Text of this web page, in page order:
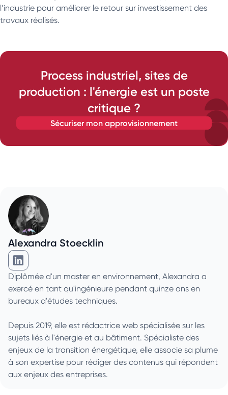
l’industrie pour améliorer le retour sur investissement des
travaux réalisés.
Process industriel, sites de
production : l'énergie est un poste
critique ?
sécuriser mon approvisionnement
Alexandra Stoecklin
Alexandra Stoecklin sur Linkedin
Diplômée d'un master en environnement, Alexandra a
exercé en tant qu'ingénieure pendant quinze ans en
bureaux d'études techniques.
Depuis 2019, elle est rédactrice web spécialisée sur les
sujets liés à l'énergie et au bâtiment. Spécialiste des
enjeux de la transition énergétique, elle associe sa plume
à son expertise pour rédiger des contenus qui répondent
aux enjeux des entreprises.